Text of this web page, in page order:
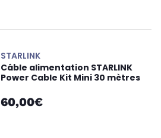
STARLINK
Câble alimentation STARLINK
Power Cable Kit Mini 30 mètres
60,00€